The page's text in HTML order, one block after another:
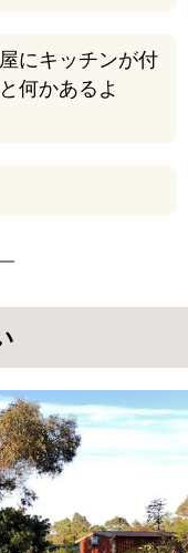
にキッチンが付
何かあるよ